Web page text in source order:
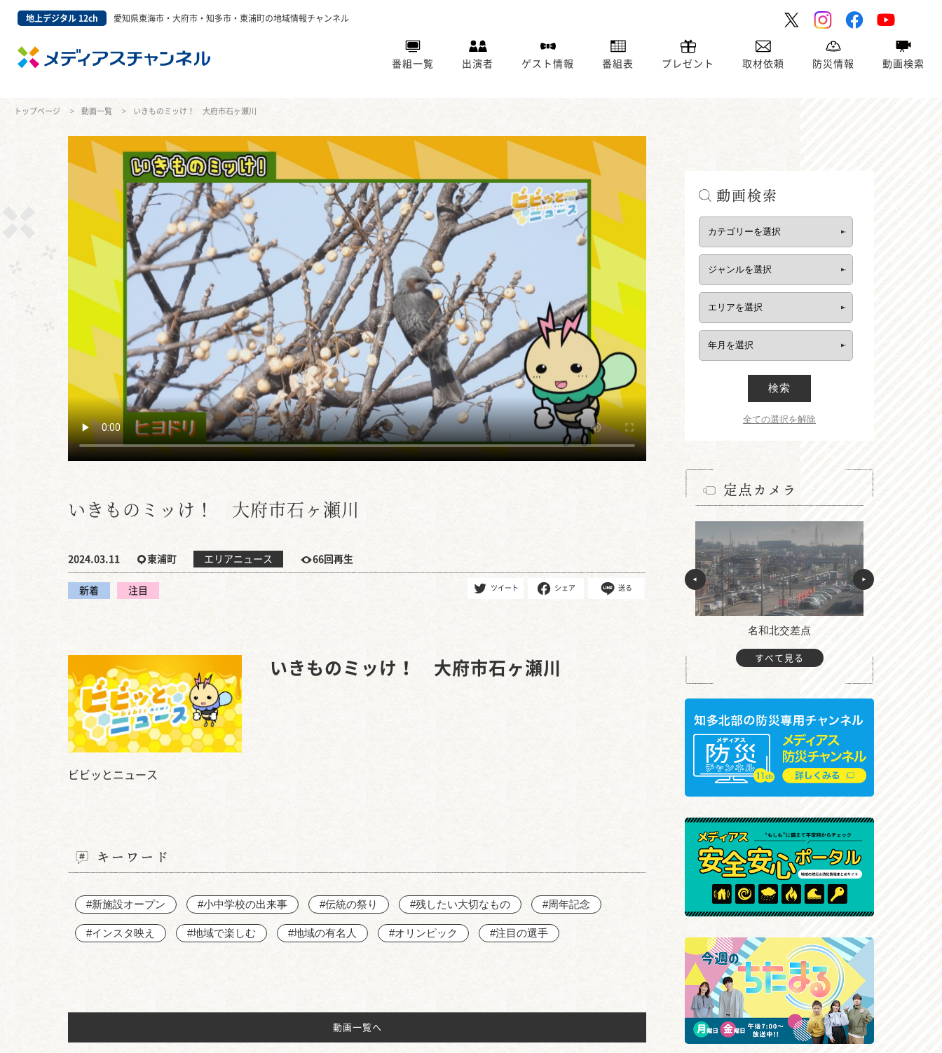
地上デジタル 12ch 愛知県東海市・大府市・知多市・東浦町の地域情報チャンネル
番組一覧 出演者 ゲスト情報 番組表 プレゼント 取材依頼 防災情報 動画検索
トップページ 動画一覧 いきものミッけ！ 大府市石ヶ瀬川
いきものミッけ！ 大府市石ヶ瀬川
2024.03.11 東浦町 エリアニュース 66回再生
新着 注目 ツイート シェア 送る
ビビッとニュース
いきものミッけ！ 大府市石ヶ瀬川
キーワード
#新施設オープン #小中学校の出来事 #伝統の祭り #残したい大切なもの #周年記念
#インスタ映え #地域で楽しむ #地域の有名人 #オリンピック #注目の選手
動画一覧へ
動画検索
検索
全ての選択を解除
定点カメラ
名和北交差点
すべて見る